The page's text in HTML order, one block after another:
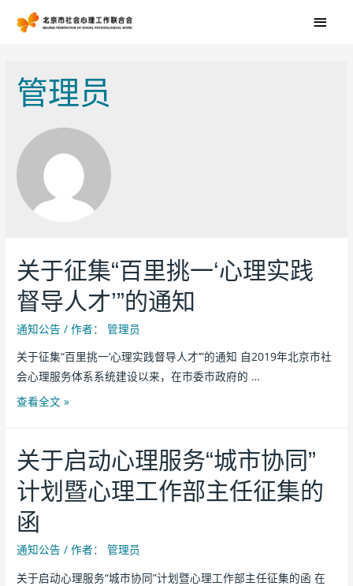
管理员
关于征集“百里挑一‘心理实践
督导人才’”的通知
通知公告 / 作者：
管理员
关于征集“百里挑一‘心理实践督导人才’”的通知 自2019年北京市社
会心理服务体系系统建设以来，在市委市政府的 …
查看全文 »
关于启动心理服务“城市协同”
计划暨心理工作部主任征集的
函
通知公告 / 作者：
管理员
关于启动心理服务“城市协同”计划暨心理工作部主任征集的函 在